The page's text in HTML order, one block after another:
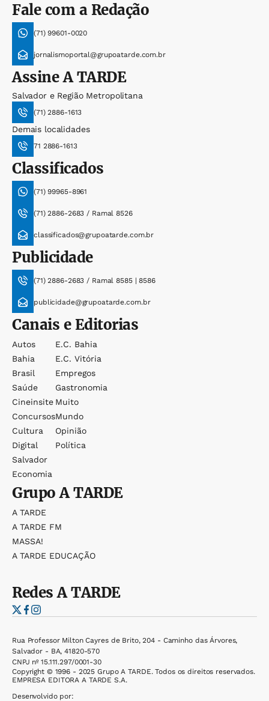
Fale com a Redação
(71) 99601-0020
jornalismoportal@grupoatarde.com.br
AssineA TARDE
Salvador e Região Metropolitana
(71) 2886-1613
Demais localidades
71 2886-1613
Classificados
(71) 99965-8961
(71) 2886-2683 / Ramal 8526
classificados@grupoatarde.com.br
Publicidade
(71) 2886-2683 / Ramal 8585 | 8586
publicidade@grupoatarde.com.br
Canais e Editorias
Autos
Bahia
Brasil
Saúde
Cineinsite
Concursos
Cultura
Digital
Salvador
Economia
E.c. Bahia
E.c. Vitória
Empregos
Gastronomia
Muito
Mundo
Opinião
Política
GrupoA TARDE
A TARDE
A TARDE FM
MASSA!
A TARDE EDUCAÇÃO
RedesA TARDE
Rua Professor Milton Cayres de Brito, 204 - Caminho das Árvores,
Salvador - BA, 41820-570
CNPJ nº 15.111.297/0001-30
Copyright © 1996 - 2025 Grupo A TARDE. Todos os direitos reservados.
EMPRESA EDITORA A TARDE S.A.
Desenvolvido por: